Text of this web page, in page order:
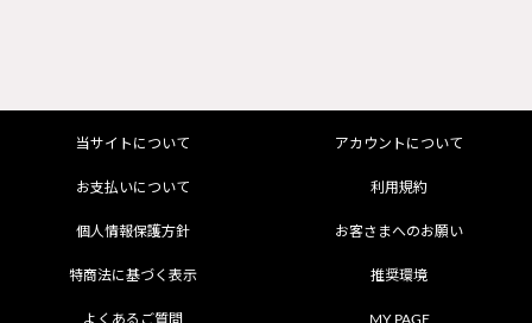
当サイトについて アカウントについて
お支払いについて 利用規約
個人情報保護方針 お客さまへのお願い
特商法に基づく表示 推奨環境
よくあるご質問 MY PAGE